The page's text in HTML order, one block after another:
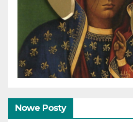
Nowe Posty